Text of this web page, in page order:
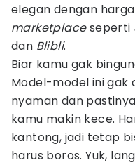
elegan dengan
marketplaceseperti
dan Blibli.
Biar kamu gak
Model-model ini gak
nyaman dan
kamu makin kece.
kantong, jadi tetap
harus boros. Yuk,